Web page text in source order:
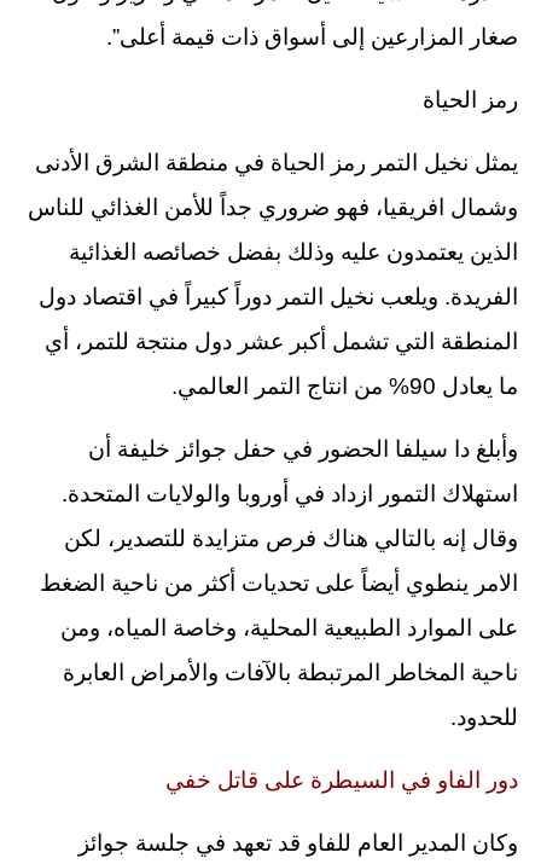
صغار المزارعين إلى أسواق ذات قيمة أعلى”.
رمز الحياة
يمثل نخيل التمر رمز الحياة في منطقة الشرق الأدنى
وشمال افريقيا، فهو ضروري جداً للأمن الغذائي للناس
الذين يعتمدون عليه وذلك بفضل خصائصه الغذائية
الفريدة. ويلعب نخيل التمر دوراً كبيراً في اقتصاد دول
المنطقة التي تشمل أكبر عشر دول منتجة للتمر، أي
ما يعادل 90% من انتاج التمر العالمي.
وأبلغ دا سيلفا الحضور في حفل جوائز خليفة أن
استهلاك التمور ازداد في أوروبا والولايات المتحدة.
وقال إنه بالتالي هناك فرص متزايدة للتصدير، لكن
الامر ينطوي أيضاً على تحديات أكثر من ناحية الضغط
على الموارد الطبيعية المحلية، وخاصة المياه، ومن
ناحية المخاطر المرتبطة بالآفات والأمراض العابرة
للحدود.
دور الفاو في السيطرة على قاتل خفي
وكان المدير العام للفاو قد تعهد في جلسة جوائز